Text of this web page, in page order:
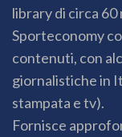
library di circa 60
Sporteconomy
contenuti, con
giornalistiche in
stampata e tv).
Fornisce